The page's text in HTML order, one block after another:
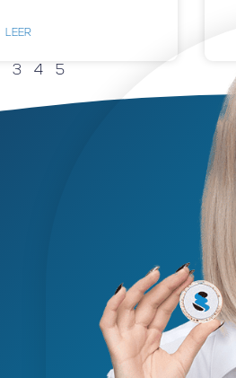
LEER
3 4 5